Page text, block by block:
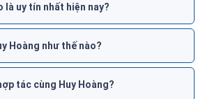
là uy tín nhất hiện nay?
Hoàng như thế nào?
tác cùng Huy Hoàng?